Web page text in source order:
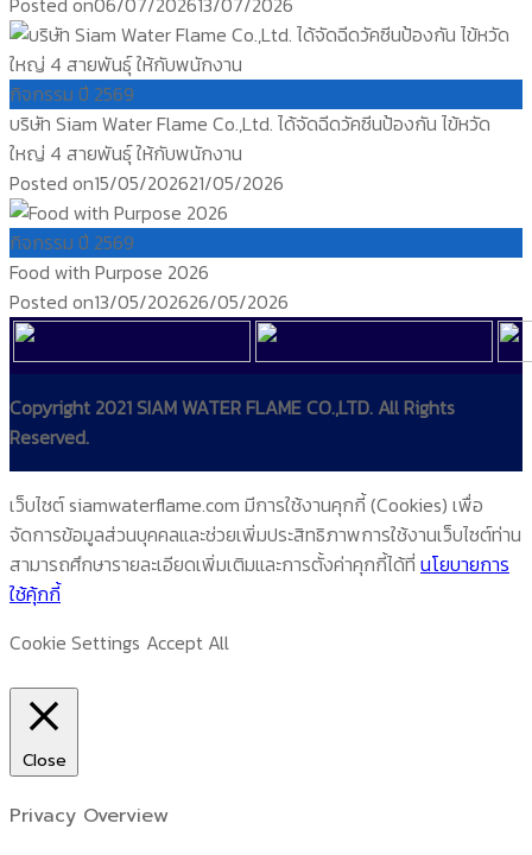
กิจกรรม ปี 2569
บริษัท Siam Water Flame Co.,Ltd. ได้จัดฉีดวัคซีนป้องกัน ไข้หวัด
ใหญ่ 4 สายพันธุ์ ให้กับพนักงาน
Posted on15/05/202621/05/2026
กิจกรรม ปี 2569
Food with Purpose 2026
Posted on13/05/202626/05/2026
Copyright 2021 SIAM WATER FLAME CO.,LTD. All Rights
Reserved.
เว็บไซต์ siamwaterflame.com มีการใช้งานคุกกี้ (Cookies) เพื่อ
จัดการข้อมูลส่วนบุคคลและช่วยเพิ่มประสิทธิภาพการใช้งานเว็บไซต์ท่าน
สามารถศึกษารายละเอียดเพิ่มเติมและการตั้งค่าคุกกี้ได้ที่ นโยบายการ
ใช้คุ้กกี้
Cookie Settings Accept All
Close
Privacy Overview